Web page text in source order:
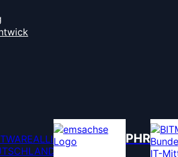
PHR